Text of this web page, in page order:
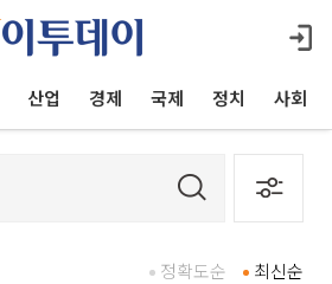
산업 경제 국제 정치 사회
최신순
정확도순